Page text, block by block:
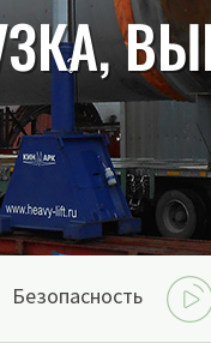
Безопасность